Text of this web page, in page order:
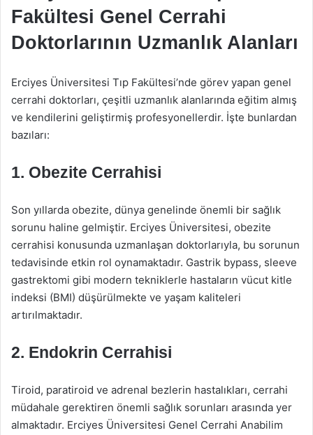
Fakültesi Genel Cerrahi
Doktorlarının Uzmanlık Alanları
Erciyes Üniversitesi Tıp Fakültesi’nde görev yapan genel
cerrahi doktorları, çeşitli uzmanlık alanlarında eğitim almış
ve kendilerini geliştirmiş profesyonellerdir. İşte bunlardan
bazıları:
1. Obezite Cerrahisi
Son yıllarda obezite, dünya genelinde önemli bir sağlık
sorunu haline gelmiştir. Erciyes Üniversitesi, obezite
cerrahisi konusunda uzmanlaşan doktorlarıyla, bu sorunun
tedavisinde etkin rol oynamaktadır. Gastrik bypass, sleeve
gastrektomi gibi modern tekniklerle hastaların vücut kitle
indeksi (BMI) düşürülmekte ve yaşam kaliteleri
artırılmaktadır.
2. Endokrin Cerrahisi
Tiroid, paratiroid ve adrenal bezlerin hastalıkları, cerrahi
müdahale gerektiren önemli sağlık sorunları arasında yer
almaktadır. Erciyes Üniversitesi Genel Cerrahi Anabilim